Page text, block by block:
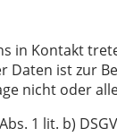
in Kontakt
Daten ist zur
nicht oder
1 lit. b)